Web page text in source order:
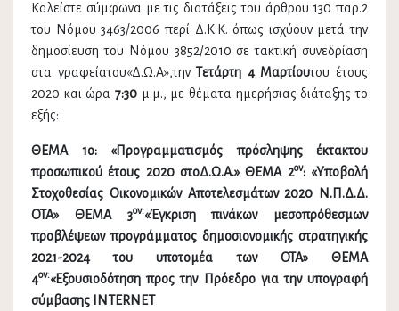
Καλείστε σύμφωνα με τις διατάξεις του άρθρου 130 παρ.2
του Νόμου 3463/2006 περί Δ.Κ.Κ. όπως ισχύουν μετά την
δημοσίευση του Νόμου 3852/2010 σε τακτική συνεδρίαση
στα γραφείατου«Δ.Ω.Α»,τηνΤετάρτη 4 Μαρτίουτου έτους
2020 και ώρα 7:30 μ.μ., με θέματα ημερήσιας διάταξης το
εξής:
ΘΕΜΑ 1o: «Προγραμματισμός πρόσληψης έκτακτου
προσωπικού έτους 2020 στοΔ.Ω.Α.» ΘΕΜΑ 2ον: «Υποβολή
Στοχοθεσίας Οικονομικών Αποτελεσμάτων 2020 Ν.Π.Δ.Δ.
ΟΤΑ» ΘΕΜΑ 3ον:«Έγκριση πινάκων μεσοπρόθεσμων
προβλέψεων προγράμματος δημοσιονομικής στρατηγικής
2021-2024 του υποτομέα των ΟΤΑ» ΘΕΜΑ
4ον:«Εξουσιοδότηση προς την Πρόεδρο για την υπογραφή
σύμβασης INTERNET